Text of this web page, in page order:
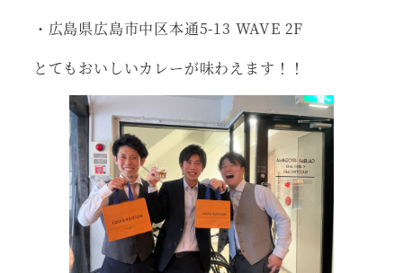
・広島県広島市中区本通5-13 WAVE 2F
とてもおいしいカレーが味わえます！！